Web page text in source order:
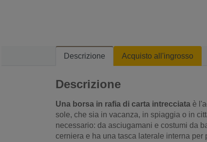
Descrizione Acquisto all'ingrosso
Descrizione
Una borsa in rafia di carta intrecciata è
sole, che sia in vacanza, in spiaggia o in
necessario: da asciugamani e costumi da
cerniera e ha una tasca laterale interna per